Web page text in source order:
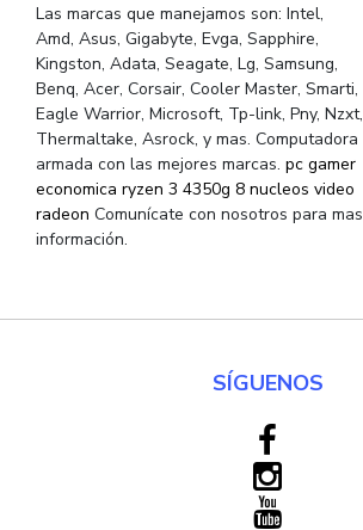
Las marcas que manejamos son: Intel,
Amd, Asus, Gigabyte, Evga, Sapphire,
Kingston, Adata, Seagate, Lg, Samsung,
Benq, Acer, Corsair, Cooler Master, Smarti,
Eagle Warrior, Microsoft, Tp-link, Pny, Nzxt,
Thermaltake, Asrock, y mas. Computadora
armada con las mejores marcas. pc gamer
economica ryzen 3 4350g 8 nucleos video
radeon Comunícate con nosotros para mas
información.
SÍGUENOS